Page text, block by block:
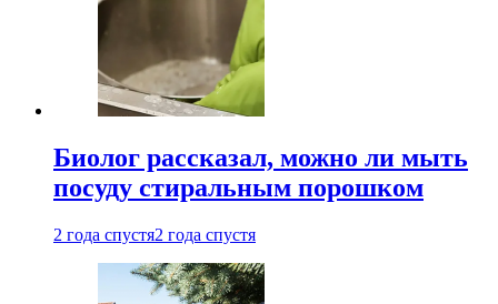
Биолог рассказал, можно ли мыть
посуду стиральным порошком
2 года спустя2 года спустя